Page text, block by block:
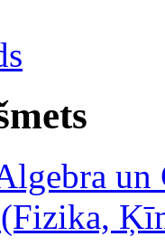
un
(Fizika,